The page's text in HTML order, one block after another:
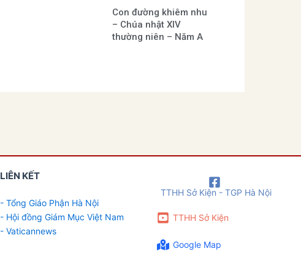
Con đường khiêm nhu
– Chúa nhật XIV
thường niên – Năm A
LIÊN KẾT
- Tổng Giáo Phận Hà Nội
- Hội đồng Giám Mục Việt Nam
- Vaticannews
TTHH Sở Kiện - TGP Hà Nội
TTHH Sở Kiện
Google Map